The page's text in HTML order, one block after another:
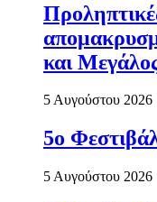
και
5 Αυγούστου 2026
5ο
5 Αυγούστου 2026